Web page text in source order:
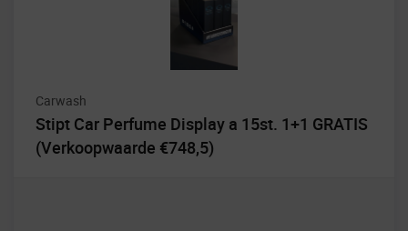
Carwash
Stipt Car Perfume Display a 15st. 1+1 GRATIS
(Verkoopwaarde €748,5)